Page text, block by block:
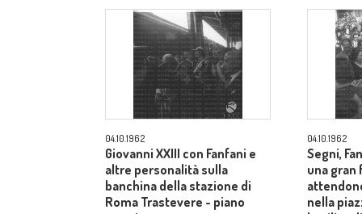
04.10.1962
Giovanni XXIII con Fanfani e
altre personalità sulla
banchina della stazione di
Roma Trastevere - piano
04.10.1962
Segni,
una gran
nella